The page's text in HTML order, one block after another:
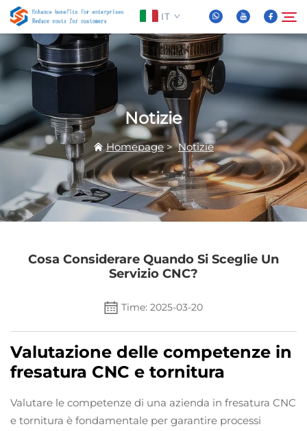
IT
Chi Siamo
Prodotti
Notizie
FAQ
Cerca
Notizie
Homepage>Notizie
Cosa Considerare Quando Si Sceglie Un
Servizio CNC?
Time: 2025-03-20
Valutazione delle competenze in
fresatura CNC e tornitura
Valutare le competenze di una azienda in fresatura CNC
e tornitura è fondamentale per garantire processi